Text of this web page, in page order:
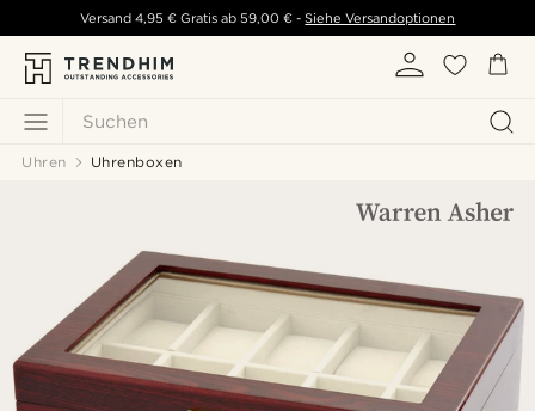
Suchen
Versand 4,95 € Gratis ab 59,00 € - Siehe Versandoptionen
Uhren Uhrenboxen